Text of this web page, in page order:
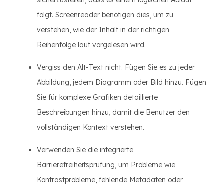
folgt. Screenreader benötigen dies, um zu
verstehen, wie der Inhalt in der richtigen
Reihenfolge laut vorgelesen wird.
Vergiss den Alt-Text nicht. Fügen Sie es zu jeder
Abbildung, jedem Diagramm oder Bild hinzu. Fügen
Sie für komplexe Grafiken detaillierte
Beschreibungen hinzu, damit die Benutzer den
vollständigen Kontext verstehen.
Verwenden Sie die integrierte
Barrierefreiheitsprüfung, um Probleme wie
Kontrastprobleme, fehlende Metadaten oder